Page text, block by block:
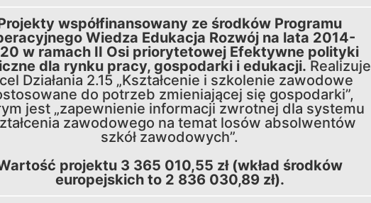
współfinansowany ze środków Programu
Wiedza Edukacja Rozwój na lata 2014-
w ramach II Osi priorytetowej Efektywne polityki
dla rynku pracy, gospodarki i edukacji. Realizuje
Działania 2.15 „Kształcenie i szkolenie zawodowe
do potrzeb zmieniającej się gospodarki”,
jest „zapewnienie informacji zwrotnej dla systemu
zawodowego na temat losów absolwentów
szkół zawodowych”.
projektu 3 365 010,55 zł (wkład środków
europejskich to 2 836 030,89 zł).